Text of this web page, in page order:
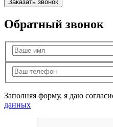
Заказать звонок
Обратный звонок
Заполняя форму, я даю
данных